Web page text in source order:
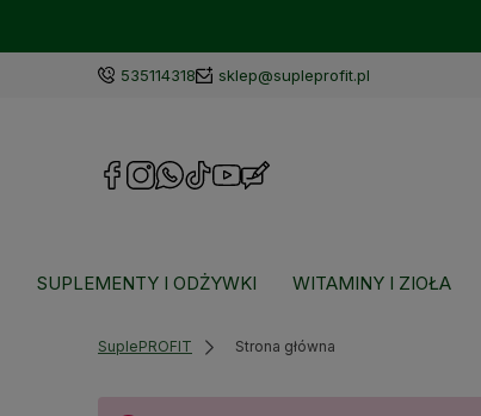
535114318 sklep@supleprofit.pl
SUPLEMENTY I ODŻYWKI WITAMINY I ZIOŁA
SuplePROFIT Strona główna